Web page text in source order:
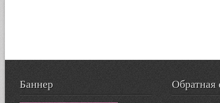
Баннер Обратная